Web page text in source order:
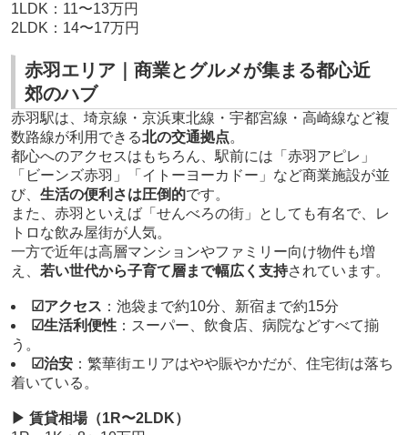
1LDK：11〜13万円
2LDK：14〜17万円
赤羽エリア｜商業とグルメが集まる都心近
郊のハブ
赤羽駅は、埼京線・京浜東北線・宇都宮線・高崎線など複
数路線が利用できる北の交通拠点。
都心へのアクセスはもちろん、駅前には「赤羽アピレ」
「ビーンズ赤羽」「イトーヨーカドー」など商業施設が並
び、 生活の便利さは圧倒的です。
また、赤羽といえば「せんべろの街」としても有名で、レ
トロな飲み屋街が人気。
一方で近年は高層マンションやファミリー向け物件も増
え、 若い世代から子育て層まで幅広く支持されています。
☑アクセス ：池袋まで約10分、新宿まで約15分
☑生活利便性：スーパー、飲食店、病院などすべて揃
う。
☑治安：繁華街エリアはやや賑やかだが、住宅街は落ち
着いている。
▶ 賃貸相場（1R〜2LDK）